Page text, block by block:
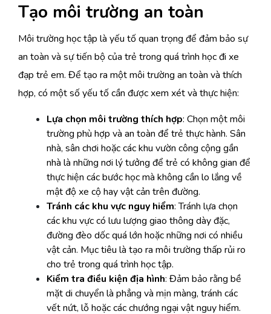
Tạo môi trường an toàn
Môi trường học tập là yếu tố quan trọng để đảm bảo sự
an toàn và sự tiến bộ của trẻ trong quá trình học đi xe
đạp trẻ em. Để tạo ra một môi trường an toàn và thích
hợp, có một số yếu tố cần được xem xét và thực hiện:
Lựa chọn môi trường thích hợp: Chọn một môi
trường phù hợp và an toàn để trẻ thực hành. Sân
nhà, sân chơi hoặc các khu vườn công cộng gần
nhà là những nơi lý tưởng để trẻ có không gian để
thực hiện các bước học mà không cần lo lắng về
mật độ xe cộ hay vật cản trên đường.
Tránh các khu vực nguy hiểm: Tránh lựa chọn
các khu vực có lưu lượng giao thông dày đặc,
đường đèo dốc quá lớn hoặc những nơi có nhiều
vật cản. Mục tiêu là tạo ra môi trường thấp rủi ro
cho trẻ trong quá trình học tập.
Kiểm tra điều kiện địa hình: Đảm bảo rằng bề
mặt di chuyển là phẳng và mịn màng, tránh các
vết nứt, lỗ hoặc các chướng ngại vật nguy hiểm.